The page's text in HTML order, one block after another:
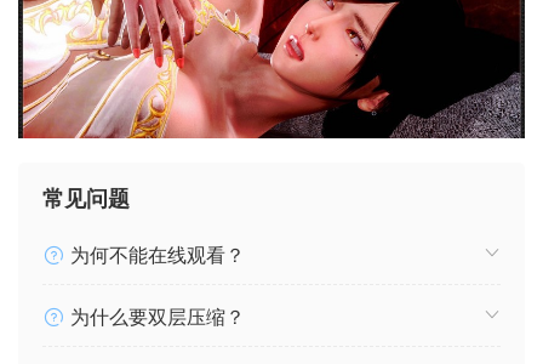
常见问题
为何不能在线观看？
为什么要双层压缩？